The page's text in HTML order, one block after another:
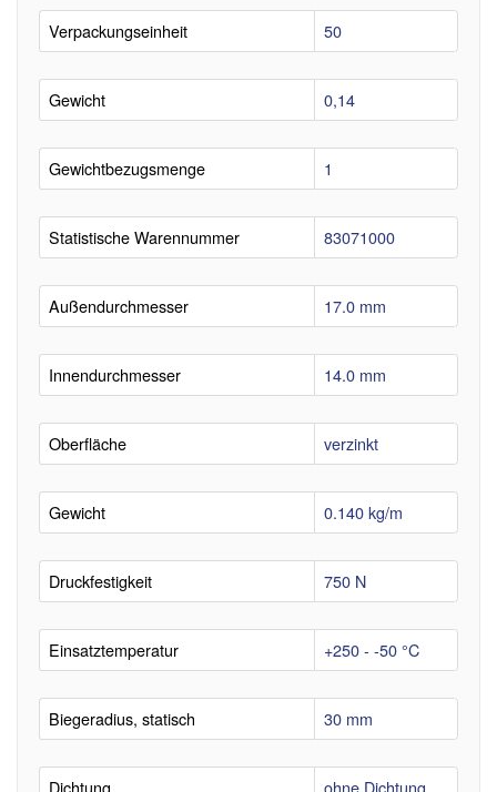
Verpackungseinheit 50
Gewicht 0,14
Gewichtbezugsmenge 1
Statistische Warennummer 83071000
Außendurchmesser 17.0 mm
Innendurchmesser 14.0 mm
Oberfläche verzinkt
Gewicht 0.140 kg/m
Druckfestigkeit 750 N
Einsatztemperatur +250 - -50 °C
Biegeradius, statisch 30 mm
Dichtung ohne Dichtung